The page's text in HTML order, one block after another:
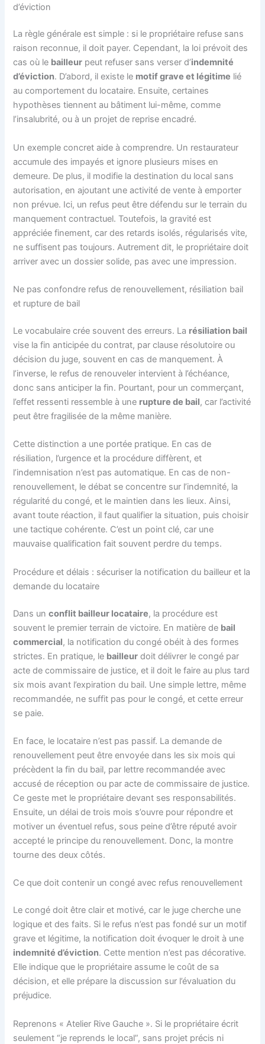
d’éviction
La règle générale est simple : si le propriétaire refuse sans
raison reconnue, il doit payer. Cependant, la loi prévoit des
cas où le bailleur peut refuser sans verser d’indemnité
d’éviction. D’abord, il existe le motif grave et légitime lié
au comportement du locataire. Ensuite, certaines
hypothèses tiennent au bâtiment lui-même, comme
l’insalubrité, ou à un projet de reprise encadré.
Un exemple concret aide à comprendre. Un restaurateur
accumule des impayés et ignore plusieurs mises en
demeure. De plus, il modifie la destination du local sans
autorisation, en ajoutant une activité de vente à emporter
non prévue. Ici, un refus peut être défendu sur le terrain du
manquement contractuel. Toutefois, la gravité est
appréciée finement, car des retards isolés, régularisés vite,
ne suffisent pas toujours. Autrement dit, le propriétaire doit
arriver avec un dossier solide, pas avec une impression.
Ne pas confondre refus de renouvellement, résiliation bail
et rupture de bail
Le vocabulaire crée souvent des erreurs. La résiliation bail
vise la fin anticipée du contrat, par clause résolutoire ou
décision du juge, souvent en cas de manquement. À
l’inverse, le refus de renouveler intervient à l’échéance,
donc sans anticiper la fin. Pourtant, pour un commerçant,
l’effet ressenti ressemble à une rupture de bail, car l’activité
peut être fragilisée de la même manière.
Cette distinction a une portée pratique. En cas de
résiliation, l’urgence et la procédure diffèrent, et
l’indemnisation n’est pas automatique. En cas de non-
renouvellement, le débat se concentre sur l’indemnité, la
régularité du congé, et le maintien dans les lieux. Ainsi,
avant toute réaction, il faut qualifier la situation, puis choisir
une tactique cohérente. C’est un point clé, car une
mauvaise qualification fait souvent perdre du temps.
Procédure et délais : sécuriser la notification du bailleur et la
demande du locataire
Dans unconflit bailleur locataire, la procédure est
souvent le premier terrain de victoire. En matière de bail
commercial, la notification du congé obéit à des formes
strictes. En pratique, le bailleur doit délivrer le congé par
acte de commissaire de justice, et il doit le faire au plus tard
six mois avant l’expiration du bail. Une simple lettre, même
recommandée, ne suffit pas pour le congé, et cette erreur
se paie.
En face, le locataire n’est pas passif. La demande de
renouvellement peut être envoyée dans les six mois qui
précèdent la fin du bail, par lettre recommandée avec
accusé de réception ou par acte de commissaire de justice.
Ce geste met le propriétaire devant ses responsabilités.
Ensuite, un délai de trois mois s’ouvre pour répondre et
motiver un éventuel refus, sous peine d’être réputé avoir
accepté le principe du renouvellement. Donc, la montre
tourne des deux côtés.
Ce que doit contenir un congé avec refus renouvellement
Le congé doit être clair et motivé, car le juge cherche une
logique et des faits. Si le refus n’est pas fondé sur un motif
grave et légitime, la notification doit évoquer le droit à une
indemnité d’éviction. Cette mention n’est pas décorative.
Elle indique que le propriétaire assume le coût de sa
décision, et elle prépare la discussion sur l’évaluation du
préjudice.
Reprenons « Atelier Rive Gauche ». Si le propriétaire écrit
seulement “je reprends le local”, sans projet précis ni